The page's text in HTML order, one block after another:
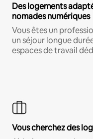
Des logements
nomades numériques
Vous êtes un
un séjour longue
espaces de travail
Vous cherchez des